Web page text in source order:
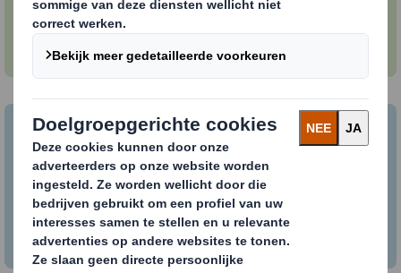
Bekijk vacatures bij International Paper.
International Paper & DS Smith
Combinatie
Meer informatie over de combinatie.